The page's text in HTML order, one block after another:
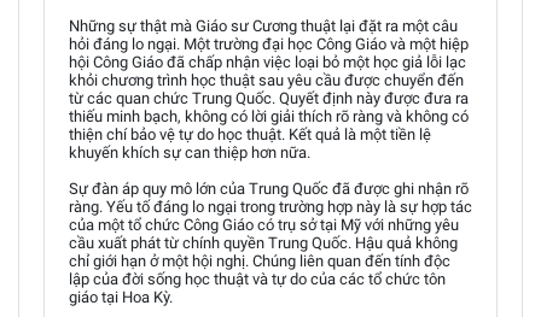
Những sự thật mà Giáo sư Cương thuật lại đặt ra một câu
hỏi đáng lo ngại. Một trường đại học Công Giáo và một hiệp
hội Công Giáo đã chấp nhận việc loại bỏ một học giả lỗi lạc
khỏi chương trình học thuật sau yêu cầu được chuyển đến
từ các quan chức Trung Quốc. Quyết định này được đưa ra
thiếu minh bạch, không có lời giải thích rõ ràng và không có
thiện chí bảo vệ tự do học thuật. Kết quả là một tiền lệ
khuyến khích sự can thiệp hơn nữa.
Sự đàn áp quy mô lớn của Trung Quốc đã được ghi nhận rõ
ràng. Yếu tố đáng lo ngại trong trường hợp này là sự hợp tác
của một tổ chức Công Giáo có trụ sở tại Mỹ với những yêu
cầu xuất phát từ chính quyền Trung Quốc. Hậu quả không
chỉ giới hạn ở một hội nghị. Chúng liên quan đến tính độc
lập của đời sống học thuật và tự do của các tổ chức tôn
giáo tại Hoa Kỳ.